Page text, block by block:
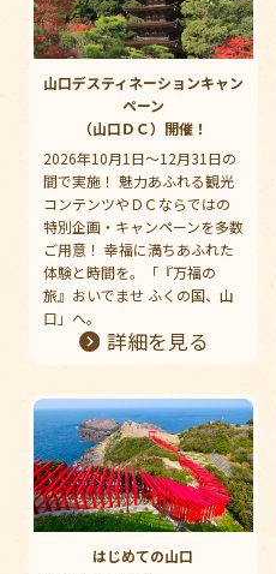
山口デスティネーションキャン
ペーン
（山口ＤＣ）開催！
2026年10月1日～12月31日の
間で実施！ 魅力あふれる観光
コンテンツやＤＣならではの
特別企画・キャンペーンを多数
ご用意！ 幸福に満ちあふれた
体験と時間を。「『万福の
旅』おいでませ ふくの国、山
口」へ。
詳細を見る
はじめての山口